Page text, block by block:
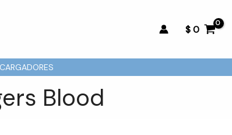
$0
Blood